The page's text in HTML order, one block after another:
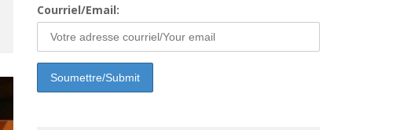
Courriel/Email: